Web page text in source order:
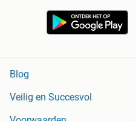
Blog
Veilig en Succesvol